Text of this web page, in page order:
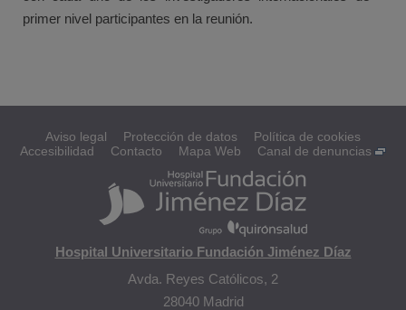
primer nivel participantes en la reunión.
Aviso legal Protección de datos
Política de cookies
Accesibilidad
Contacto Mapa Web Canal de denuncias
Hospital Universitario Fundación Jiménez Díaz
Avda. Reyes Católicos, 2
28040 Madrid